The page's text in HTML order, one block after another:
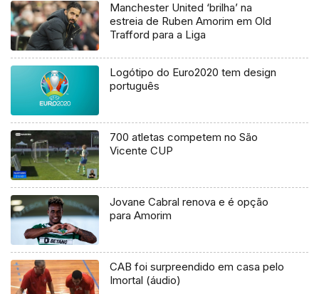
Manchester United ‘brilha’ na
estreia de Ruben Amorim em Old
Trafford para a Liga
Logótipo do Euro2020 tem design
português
700 atletas competem no São
Vicente CUP
Jovane Cabral renova e é opção
para Amorim
CAB foi surpreendido em casa pelo
Imortal (áudio)